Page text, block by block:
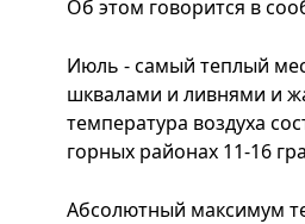
Об этом говорится в
Июль - самый теплый
шквалами и ливнями и
температура воздуха
горных районах 11-16
Абсолютный максимум